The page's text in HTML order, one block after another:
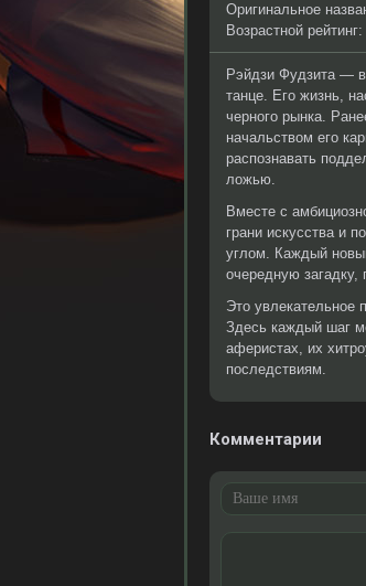
Оригинальное
Возрастной
Рэйдзи Фудзита —
танце. Его жизнь,
черного рынка.
начальством его
распознавать
ложью.
Вместе с
грани искусства и
углом. Каждый
очередную
Это увлекательное
Здесь каждый шаг
аферистах, их
последствиям.
Комментарии